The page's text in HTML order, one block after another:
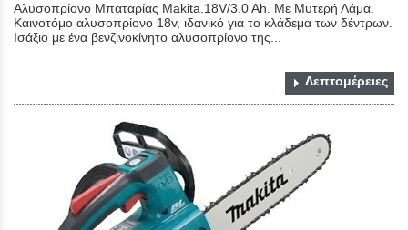
Αλυσοπρίονο Μπαταρίας Makita.18V/3.0 Ah. Με Μυτερή Λάμα.
Καινοτόμο αλυσοπρίονο 18v, ιδανικό για το κλάδεμα των δέντρων.
Ισάξιο με ένα βενζινοκίνητο αλυσοπρίονο της...
Λεπτομέρειες